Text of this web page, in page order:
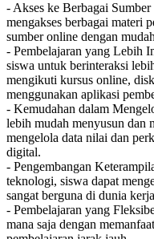
- Akses ke Berbagai
mengakses berbagai materi
sumber online dengan
- Pembelajaran yang Lebih
siswa untuk berinteraksi
mengikuti kursus online,
menggunakan aplikasi
- Kemudahan dalam
lebih mudah menyusun dan
mengelola data nilai dan
digital.
- Pengembangan
teknologi, siswa dapat
sangat berguna di dunia
- Pembelajaran yang
mana saja dengan